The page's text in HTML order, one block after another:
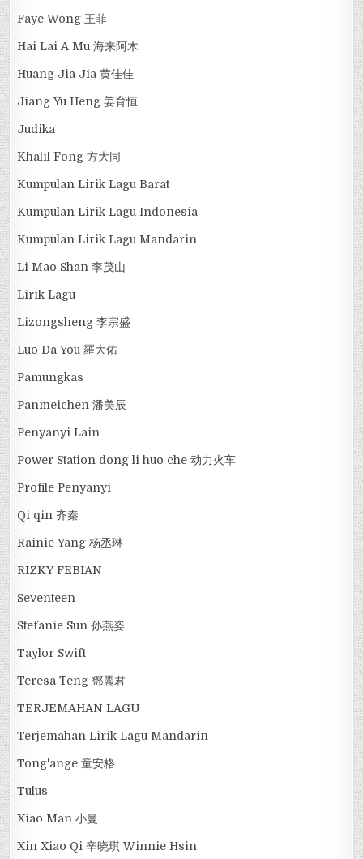
Faye Wong 王菲
Hai Lai A Mu 海来阿木
Huang Jia Jia 黄佳佳
Jiang Yu Heng 姜育恒
Judika
Khalil Fong 方大同
Kumpulan Lirik Lagu Barat
Kumpulan Lirik Lagu Indonesia
Kumpulan Lirik Lagu Mandarin
Li Mao Shan 李茂山
Lirik Lagu
Lizongsheng 李宗盛
Luo Da You 羅大佑
Pamungkas
Panmeichen 潘美辰
Penyanyi Lain
Power Station dong li huo che 动力火车
Profile Penyanyi
Qi qin 齐秦
Rainie Yang 杨丞琳
RIZKY FEBIAN
Seventeen
Stefanie Sun 孙燕姿
Taylor Swift
Teresa Teng 鄧麗君
TERJEMAHAN LAGU
Terjemahan Lirik Lagu Mandarin
Tong'ange 童安格
Tulus
Xiao Man 小曼
Xin Xiao Qi 辛晓琪 Winnie Hsin